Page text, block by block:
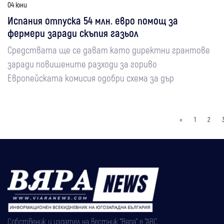
04 юни
Испания отпуска 54 млн. евро помощ за
фермери заради скъпия газьол
Средствата ще се дават като директни грантове
заради повишените разходи за гориво
Европейската комисия одобри схема за дър
« 1 2
Собственик и издател на вестник "Вяра" е "АВС